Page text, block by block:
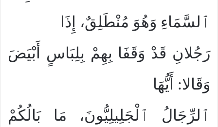
ٱلسَّمَاءِ وَهُوَ مُنْطَلِقٌ، إِذَا
رَجُلانِ قَدْ وَقَفَا بِهِمْ بِلِبَاسٍ أَبْيَضَ
وَقَالا: أَيُّهَا
ٱلرِّجَالُ ٱلْجَلِيلِيُّونَ، مَا بَالُكُمْ